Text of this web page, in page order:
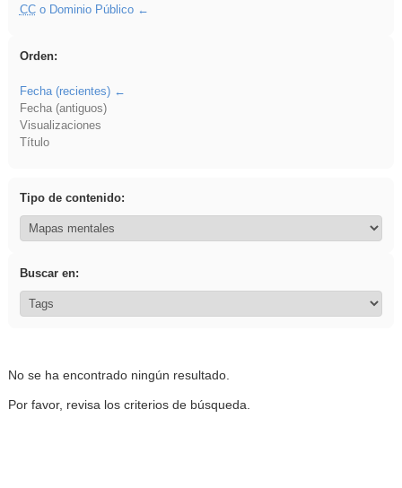
CCo Dominio Público
Orden:
Fecha (recientes)
Fecha (antiguos)
Visualizaciones
Título
Tipo de contenido:
Buscar en:
No se ha encontrado ningún resultado.
Por favor, revisa los criterios de búsqueda.